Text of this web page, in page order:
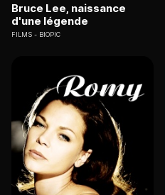
Bruce Lee, naissance
d'une légende
FILMS BIOPIC